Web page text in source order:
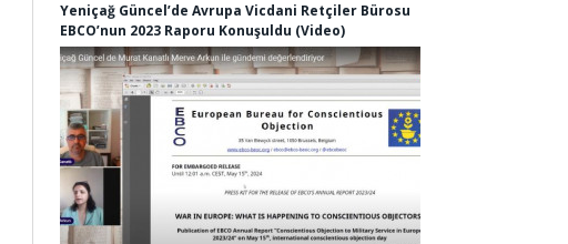
Yeniçağ Güncel’de Avrupa Vicdani Retçiler Bürosu
EBCO’nun 2023 Raporu Konuşuldu (Video)